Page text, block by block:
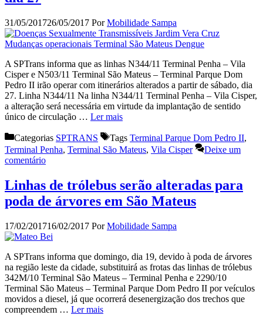
31/05/201726/05/2017 PorMobilidade Sampa
A SPTrans informa que as linhas N344/11 Terminal Penha – Vila
Cisper e N503/11 Terminal São Mateus – Terminal Parque Dom
Pedro II irão operar com itinerários alterados a partir de sábado, dia
27. Linha N344/11 Na linha N344/11 Terminal Penha – Vila Cisper,
a alteração será necessária em virtude da implantação de sentido
único de circulação … Ler mais
Categorias SPTRANS Tags Terminal Parque Dom Pedro II,
Terminal Penha, Terminal São Mateus, Vila Cisper
Deixe um
comentário
Linhas de trólebus serão alteradas para
poda de árvores em São Mateus
17/02/201716/02/2017 PorMobilidade Sampa
A SPTrans informa que domingo, dia 19, devido à poda de árvores
na região leste da cidade, substituirá as frotas das linhas de trólebus
342M/10 Terminal São Mateus – Terminal Penha e 2290/10
Terminal São Mateus – Terminal Parque Dom Pedro II por veículos
movidos a diesel, já que ocorrerá desenergização dos trechos que
compreendem … Ler mais